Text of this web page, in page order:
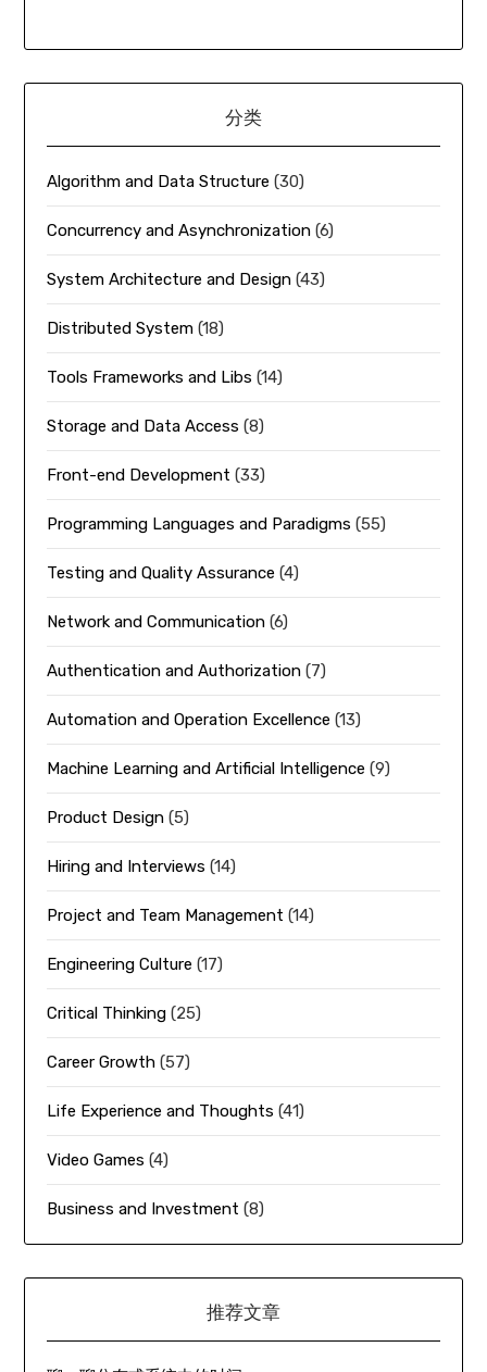
分类
Algorithm and Data Structure (30)
Concurrency and Asynchronization (6)
System Architecture and Design (43)
Distributed System (18)
Tools Frameworks and Libs (14)
Storage and Data Access (8)
Front-end Development (33)
Programming Languages and Paradigms (55)
Testing and Quality Assurance (4)
Network and Communication (6)
Authentication and Authorization (7)
Automation and Operation Excellence (13)
Machine Learning and Artificial Intelligence (9)
Product Design (5)
Hiring and Interviews (14)
Project and Team Management (14)
Engineering Culture (17)
Critical Thinking (25)
Career Growth (57)
Life Experience and Thoughts (41)
Video Games (4)
Business and Investment (8)
推荐文章